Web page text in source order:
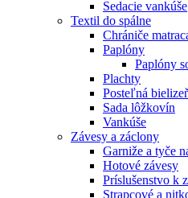
Sedacie vankúše
Textil do spálne
Chrániče
Paplóny
Paplóny
Plachty
Posteľná
Sada lôžkovín
Vankúše
Závesy a záclony
Garniže a tyče
Hotové závesy
Príslušenstvo k
Strapcové a